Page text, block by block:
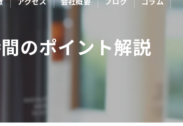
アクセス 会社概要 ブログ コラム
のポイント解説